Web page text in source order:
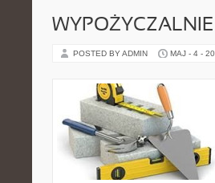
POSTED BY ADMIN MAJ - 4 -